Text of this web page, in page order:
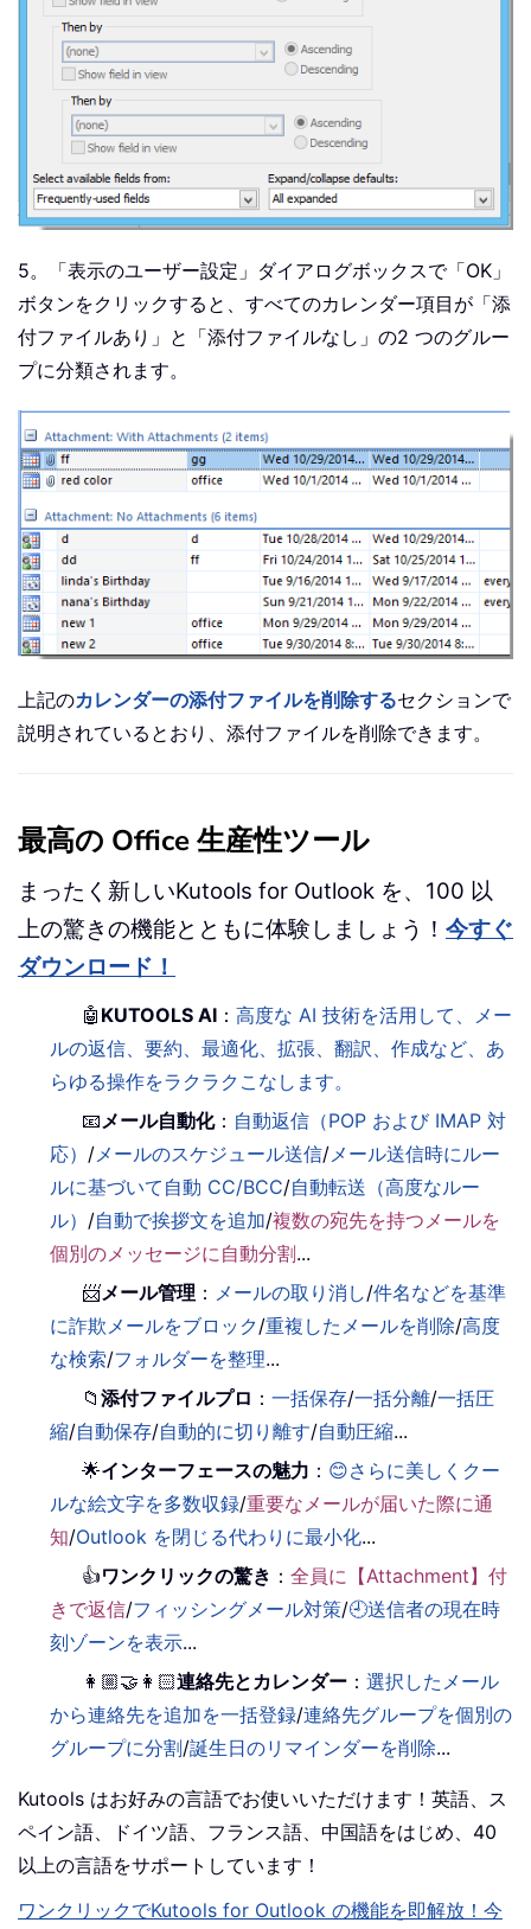
5。「表示のユーザー設定」ダイアログボックスで「OK」
ボタンをクリックすると、すべてのカレンダー項目が「添
付ファイルあり」と「添付ファイルなし」の2 つのグルー
プに分類されます。
上記のカレンダーの添付ファイルを削除するセクションで
説明されているとおり、添付ファイルを削除できます。
最高の Office 生産性ツール
まったく新しいKutools for Outlook を、100 以
上の驚きの機能とともに体験しましょう！ 今すぐ
ダウンロード！
🤖 KUTOOLS AI ：高度な AI 技術を活用して、メー
ルの返信、要約、最適化、拡張、翻訳、作成など、あ
らゆる操作をラクラクこなします。
📧 メール自動化： 自動返信（POP および IMAP 対
応） / メールのスケジュール送信/ メール送信時にルー
ルに基づいて自動 CC/BCC/自動転送（高度なルー
ル） /自動で挨拶文を追加/複数の宛先を持つメールを
個別のメッセージに自動分割...
📨メール管理 ： メールの取り消し/件名などを基準
に詐欺メールをブロック/重複したメールを削除/高度
な検索/フォルダーを整理...
📁添付ファイルプロ ：一括保存/一括分離/一括圧
縮/自動保存/自動的に切り離す/自動圧縮...
🌟インターフェースの魅力 ： 😊さらに美しくクー
ルな絵文字を多数収録/重要なメールが届いた際に通
知/Outlook を閉じる代わりに最小化...
👍ワンクリックの驚き ：全員に【Attachment】付
きで返信/フィッシングメール対策/🕘送信者の現在時
刻ゾーンを表示...
👩🏼‍🤝‍👩🏻連絡先とカレンダー ：選択したメール
から連絡先を追加を一括登録/連絡先グループを個別の
グループに分割/誕生日のリマインダーを削除...
Kutools はお好みの言語でお使いいただけます！英語、ス
ペイン語、ドイツ語、フランス語、中国語をはじめ、40
以上の言語をサポートしています！
ワンクリックでKutools for Outlook の機能を即解放！今